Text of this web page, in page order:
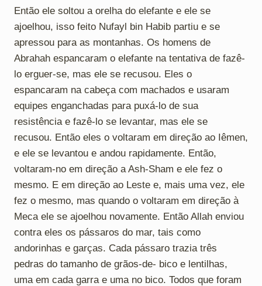
Então ele soltou a orelha do elefante e ele se
ajoelhou, isso feito Nufayl bin Habib partiu e se
apressou para as montanhas. Os homens de
Abrahah espancaram o elefante na tentativa de fazê-
lo erguer-se, mas ele se recusou. Eles o
espancaram na cabeça com machados e usaram
equipes enganchadas para puxá-lo de sua
resistência e fazê-lo se levantar, mas ele se
recusou. Então eles o voltaram em direção ao Iêmen,
e ele se levantou e andou rapidamente. Então,
voltaram-no em direção a Ash-Sham e ele fez o
mesmo. E em direção ao Leste e, mais uma vez, ele
fez o mesmo, mas quando o voltaram em direção à
Meca ele se ajoelhou novamente. Então Allah enviou
contra eles os pássaros do mar, tais como
andorinhas e garças. Cada pássaro trazia três
pedras do tamanho de grãos-de- bico e lentilhas,
uma em cada garra e uma no bico. Todos que foram